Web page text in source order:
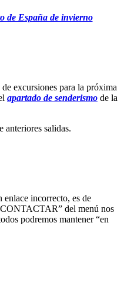
de España de invierno
excursiones para la próxima
apartado de senderismo de la
anteriores salidas.
enlace incorrecto, es de
del menú nos
podremos mantener “en